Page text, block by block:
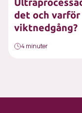
det och
viktnedgång?
4 minuter